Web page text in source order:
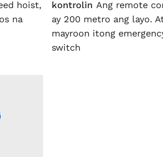
hoist,
na
kontrolin Ang remote
ay 200 metro ang layo.
mayroon itong
switch